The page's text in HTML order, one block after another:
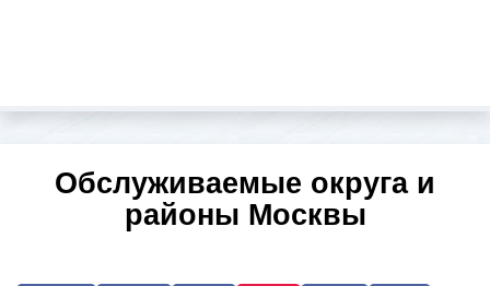
Обслуживаемые округа и
районы Москвы